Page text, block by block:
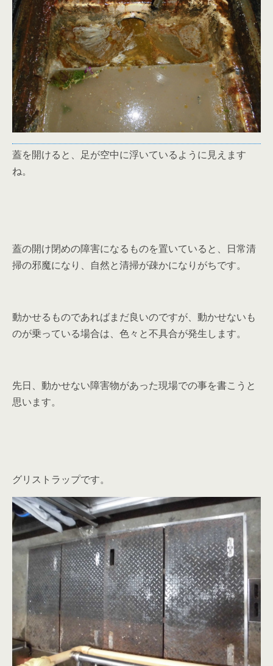
蓋を開けると、足が空中に浮いているように見えます
ね。
蓋の開け閉めの障害になるものを置いていると、日常清
掃の邪魔になり、自然と清掃が疎かになりがちです。
動かせるものであればまだ良いのですが、動かせないも
のが乗っている場合は、色々と不具合が発生します。
先日、動かせない障害物があった現場での事を書こうと
思います。
グリストラップです。